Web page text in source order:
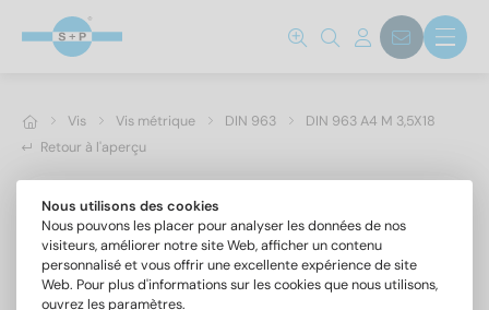
Vis Vis métrique DIN 963
DIN 963 A4 M 3,5X18
Retour à l'aperçu
Nous utilisons des cookies
Nous pouvons les placer pour analyser les données de nos
visiteurs, améliorer notre site Web, afficher un contenu
personnalisé et vous offrir une excellente expérience de site
Web. Pour plus d'informations sur les cookies que nous utilisons,
ouvrez les paramètres.